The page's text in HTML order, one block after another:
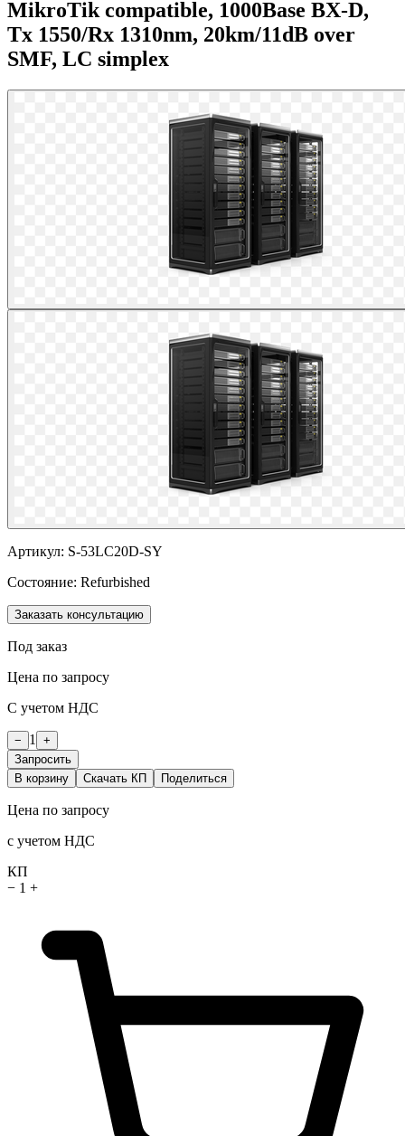
MikroTik compatible, 1000Base BX-D,
Tx 1550/Rx 1310nm, 20km/11dB over
SMF, LC simplex
Артикул: S-53LC20D-SY
Состояние: Refurbished
Заказать консультацию
Под заказ
Цена по запросу
С учетом НДС
− 1
+
Запросить
В корзину
Скачать КП Поделиться
Цена по запросу
с учетом НДС
КП
− 1 +